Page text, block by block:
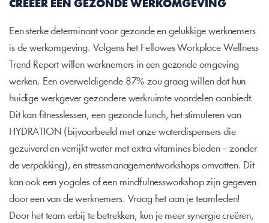
CREËER EEN GEZONDE WERKOMGEVING
Een sterke determinant voor gezonde en gelukkige werknemers
is de werkomgeving. Volgens het Fellowes Workplace Wellness
Trend Report willen werknemers in een gezonde omgeving
werken. Een overweldigende 87% zou graag willen dat hun
huidige werkgever gezondere werkruimte voordelen aanbiedt.
Dit kan fitnesslessen, een gezonde lunch, het stimuleren van
HYDRATION (bijvoorbeeld met onze waterdispensers die
gezuiverd en verrijkt water met extra vitamines bieden – zonder
de verpakking), en stressmanagementworkshops omvatten. Dit
kan ook een yogales of een mindfulnessworkshop zijn gegeven
door een van de werknemers. Vraag het aan je teamleden!
Door het team erbij te betrekken, kun je meer synergie creëren,